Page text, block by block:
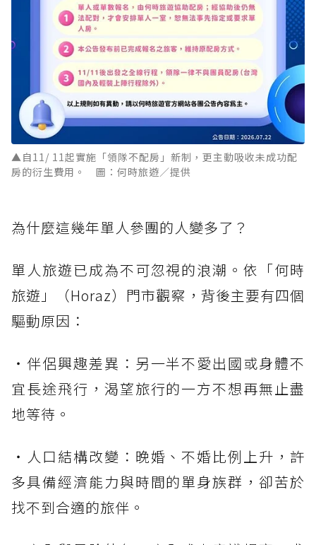
▲自11/ 11起實施「領隊不配房」新制，更主動吸收未成功配
房的衍生費用。 圖：何時旅遊／提供
為什麼這幾年單人參團的人變多了？
單人旅遊已成為不可忽視的浪潮。依「何時
旅遊」（Horaz）門市觀察，背後主要有四個
驅動原因：
・伴侶興趣差異：另一半不愛出國或身體不
宜長途飛行，渴望旅行的一方不想再無止盡
地等待。
・人口結構改變：晚婚、不婚比例上升，許
多具備經濟能力與時間的單身族群，卻苦於
找不到合適的旅伴。